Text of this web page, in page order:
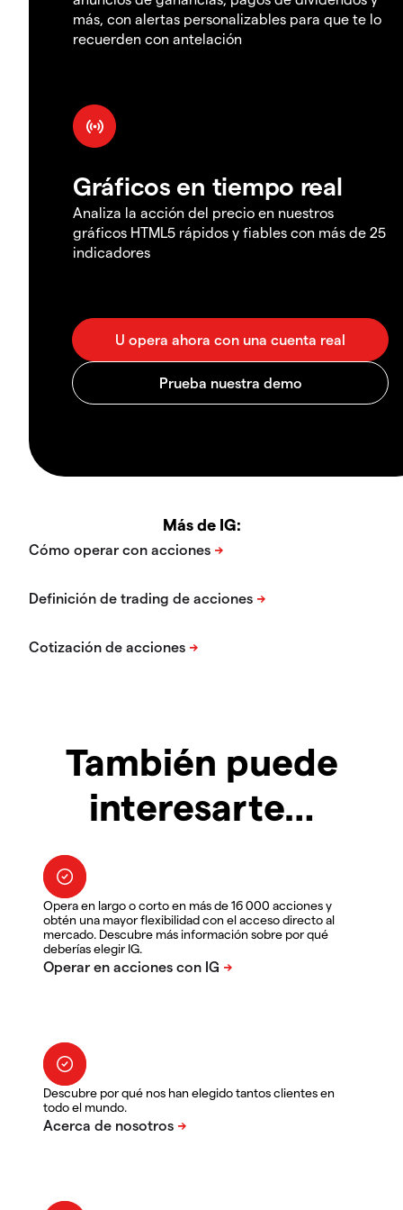
más, con alertas personalizables para que te lo
recuerden con antelación
Gráficos en tiempo real
Analiza la acción del precio en nuestros
gráficos HTML5 rápidos y fiables con más de 25
indicadores
Más de IG:
También puede
interesarte…
Opera en largo o corto en más de 16 000 acciones y
obtén una mayor flexibilidad con el acceso directo al
mercado. Descubre más información sobre por qué
deberías elegir IG.
Descubre por qué nos han elegido tantos clientes en
todo el mundo.